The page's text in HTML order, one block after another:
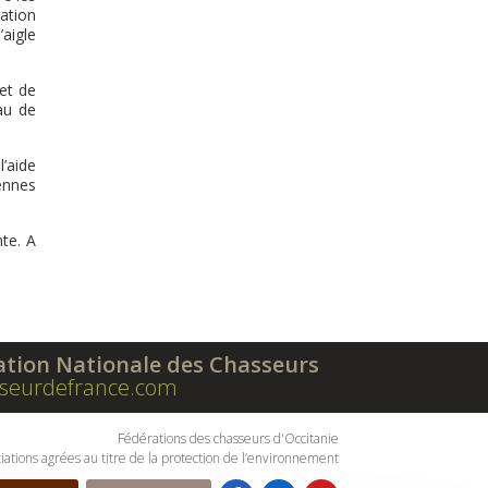
de
de
A
Nationale des Chasseurs
Fédérations des chasseurs d'Occitanie
agrées au titre de la protection de l’environnement